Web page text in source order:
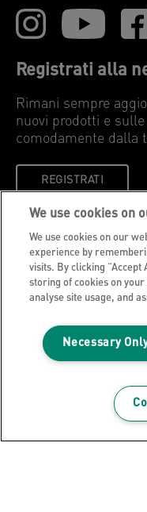
Registrati alla
Rimani sempre
nuovi prodotti e
comodamente dalla
REGISTRATI
Informativa sulla
Cookie
Nota legale
Imprint
Gestione dei miei dati
Guida per lo
We use cookies on
We use cookies on our
experience by
visits. By clicking “Accept
storing of cookies on
analyse site usage, and
Necessary